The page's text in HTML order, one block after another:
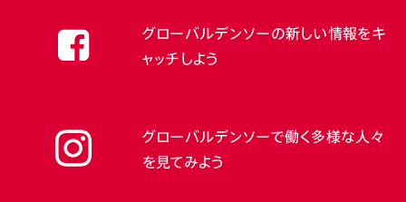
グローバルデンソーの新しい情報をキ
ャッチしよう
グローバルデンソーで働く多様な人々
を見てみよう